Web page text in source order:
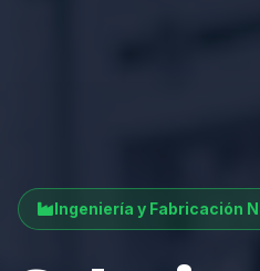
Ingeniería y Fabricación